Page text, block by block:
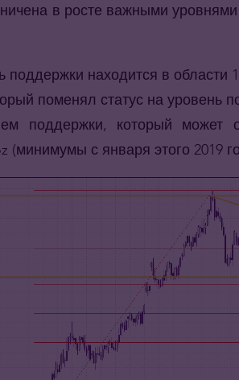
в росте важными
находится в области
поменял статус на уровень
поддержки, который может
(минимумы с января этого 2019